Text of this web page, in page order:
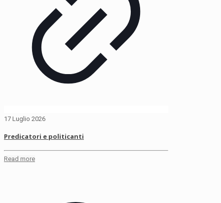
17 Luglio 2026
Predicatori e politicanti
Read more